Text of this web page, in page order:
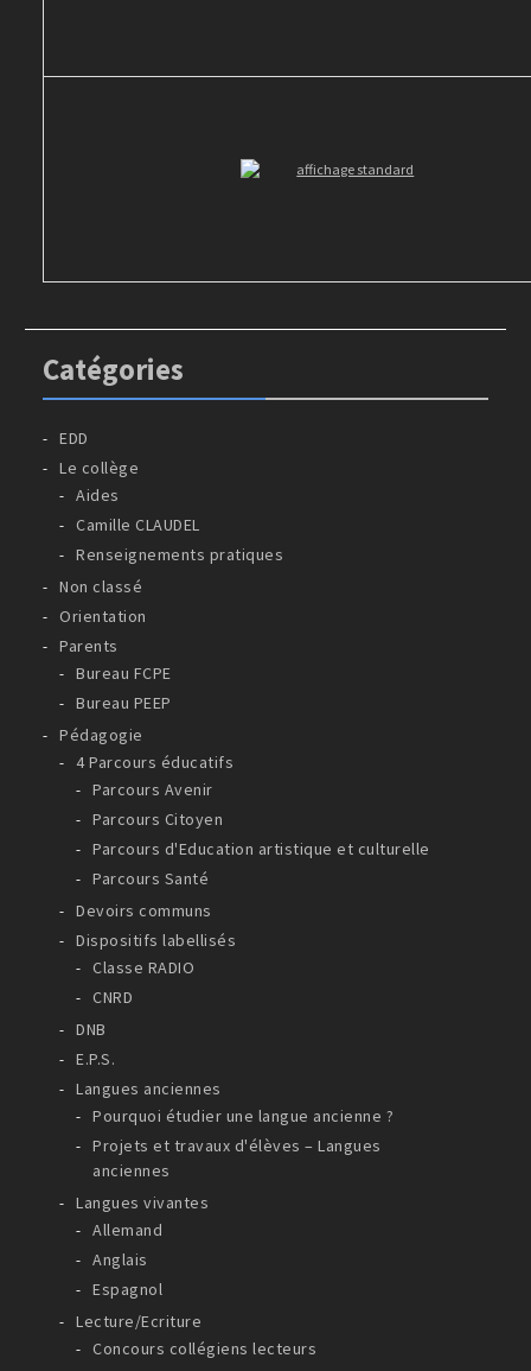
Catégories
EDD
Le collège
Aides
Camille CLAUDEL
Renseignements pratiques
Non classé
Orientation
Parents
Bureau FCPE
Bureau PEEP
Pédagogie
4 Parcours éducatifs
Parcours Avenir
Parcours Citoyen
Parcours d'Education artistique et culturelle
Parcours Santé
Devoirs communs
Dispositifs labellisés
Classe RADIO
CNRD
DNB
E.P.S.
Langues anciennes
Pourquoi étudier une langue ancienne ?
Projets et travaux d'élèves – Langues
anciennes
Langues vivantes
Allemand
Anglais
Espagnol
Lecture/Ecriture
Concours collégiens lecteurs